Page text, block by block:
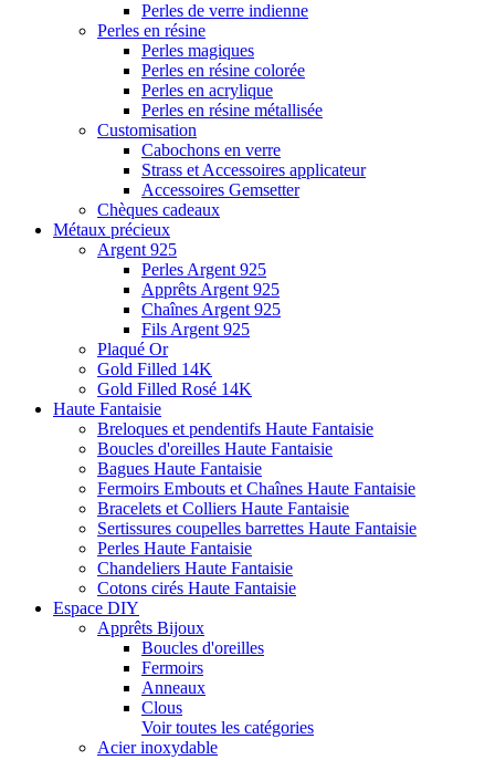
Perles de verre indienne
Perles en résine
Perles magiques
Perles en résine colorée
Perles en acrylique
Perles en résine métallisée
Customisation
Cabochons en verre
Strass et Accessoires applicateur
Accessoires Gemsetter
Chèques cadeaux
Métaux précieux
Argent 925
Perles Argent 925
Apprêts Argent 925
Chaînes Argent 925
Fils Argent 925
Plaqué Or
Gold Filled 14K
Gold Filled Rosé 14K
Haute Fantaisie
Breloques et pendentifs Haute Fantaisie
Boucles d'oreilles Haute Fantaisie
Bagues Haute Fantaisie
Fermoirs Embouts et Chaînes Haute Fantaisie
Bracelets et Colliers Haute Fantaisie
Sertissures coupelles barrettes Haute Fantaisie
Perles Haute Fantaisie
Chandeliers Haute Fantaisie
Cotons cirés Haute Fantaisie
Espace DIY
Apprêts Bijoux
Boucles d'oreilles
Fermoirs
Anneaux
Clous
Voir toutes les catégories
Acier inoxydable